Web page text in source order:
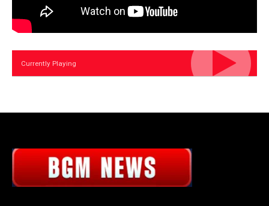
Currently Playing